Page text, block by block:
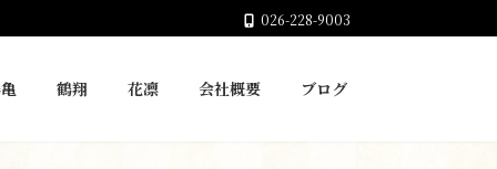
026-228-9003
鶴翔 花凛 会社概要 ブログ